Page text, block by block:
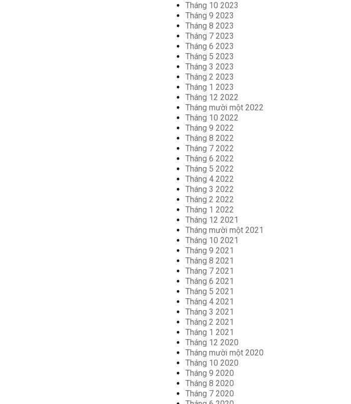
Tháng 10 2023
Tháng 9 2023
Tháng 8 2023
Tháng 7 2023
Tháng 6 2023
Tháng 5 2023
Tháng 3 2023
Tháng 2 2023
Tháng 1 2023
Tháng 12 2022
Tháng mười một 2022
Tháng 10 2022
Tháng 9 2022
Tháng 8 2022
Tháng 7 2022
Tháng 6 2022
Tháng 5 2022
Tháng 4 2022
Tháng 3 2022
Tháng 2 2022
Tháng 1 2022
Tháng 12 2021
Tháng mười một 2021
Tháng 10 2021
Tháng 9 2021
Tháng 8 2021
Tháng 7 2021
Tháng 6 2021
Tháng 5 2021
Tháng 4 2021
Tháng 3 2021
Tháng 2 2021
Tháng 1 2021
Tháng 12 2020
Tháng mười một 2020
Tháng 10 2020
Tháng 9 2020
Tháng 8 2020
Tháng 7 2020